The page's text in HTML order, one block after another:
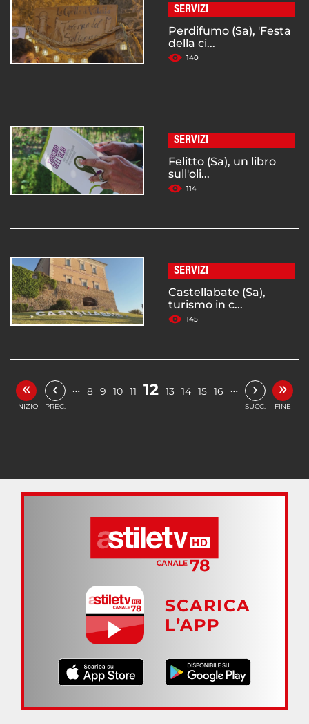
SERVIZI
Perdifumo (Sa), 'Festa
della ci...
140
SERVIZI
Felitto (Sa), un libro
sull'oli...
114
SERVIZI
Castellabate (Sa),
turismo in c...
145
«
INIZIO
‹
PREC.
… 8 9 10 11 12 13 14 15 16 … ›
SUCC.
»
FINE
SCARICA
L’APP